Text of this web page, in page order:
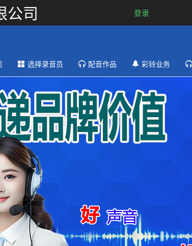
公司 登录
选择录音员 配音作品 彩铃业务